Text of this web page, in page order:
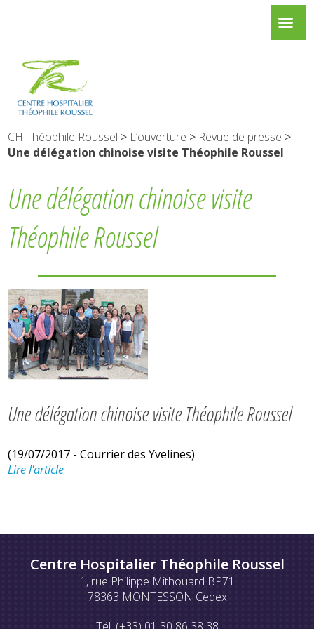
CH Théophile Roussel > L’ouverture > Revue de presse >
Une délégation chinoise visite Théophile Roussel
Une délégation chinoise visite
Théophile Roussel
Une délégation chinoise visite Théophile Roussel
(19/07/2017 - Courrier des Yvelines)
Lire l'article
Centre Hospitalier Théophile Roussel
1, rue Philippe Mithouard BP71
78363 MONTESSON Cedex